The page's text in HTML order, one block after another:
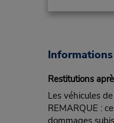
Restitutions
Les véhicules
REMARQUE :